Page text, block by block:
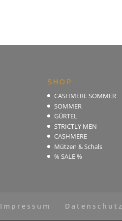
SHOP
CASHMERE SOMMER
SOMMER
GÜRTEL
STRICTLY MEN
CASHMERE
Mützen & Schals
% SALE %
Impressum Datenschutz